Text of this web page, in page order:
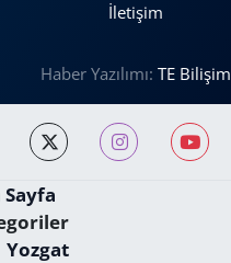
İletişim
Haber Yazılımı: TE Bilişim
Sayfa
Yozgat